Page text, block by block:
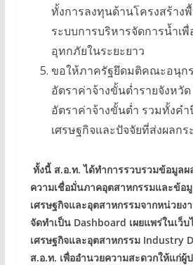
ทั้งการลงทุนด้านโครงสร้าง
ระบบการบริหารจัดการน้ำเ
อุทกภัยในระยะยาว
ขอให้ภาครัฐยึดมติคณะอนุก
อัตราค่าจ้างขั้นต่ำรายจังหวั
อัตราค่าจ้างขั้นต่ำ รวมทั้งค
เศรษฐกิจและปัจจัยที่ส่งผลก
ทั้งนี้ ส.อ.ท. ได้ทำการรวบรวมข้อมูล
ความเชื่อมั่นภาคอุตสาหกรรมและข้อ
เศรษฐกิจและอุตสาหกรรมจากหน่วยง
จัดทำเป็น Dashboard เผยแพร่ในเว็
เศรษฐกิจและอุตสาหกรรม Industry
ส.อ.ท. เพื่ออำนวยความสะดวกให้แก่ผู้